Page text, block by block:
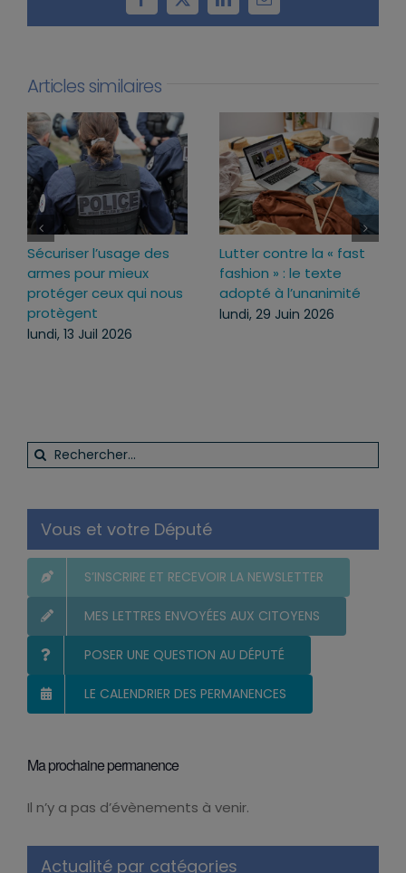
Facebook
X LinkedInEmail
Articles similaires
Loi d’urgence agricole :
pourquoi j’ai voté pour
ce texte
mercredi, 22 Juil 2026
Projet de loi RIPOST :
des réponses fermes
face aux atteintes à
l’ordre public du
Rechercher:
Vous et votre Député
MES LETTRES ENVOYÉES AUX CITOYENS
LE CALENDRIER DES PERMANENCES